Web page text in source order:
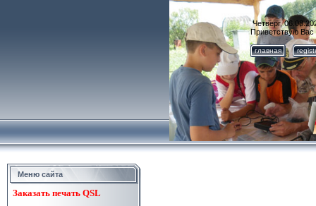
Четверг,
Приветствую Вас
главная
Меню сайта
Заказать печать QSL